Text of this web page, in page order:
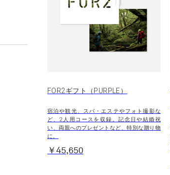
FOR2ギフト（PURPLE）
宿泊や観光、スパ・エステやフォト撮影な
ど、2人用コースを収録。記念日や結婚祝
い、両親へのプレゼントなど、特別な贈り物
に。
￥45,650